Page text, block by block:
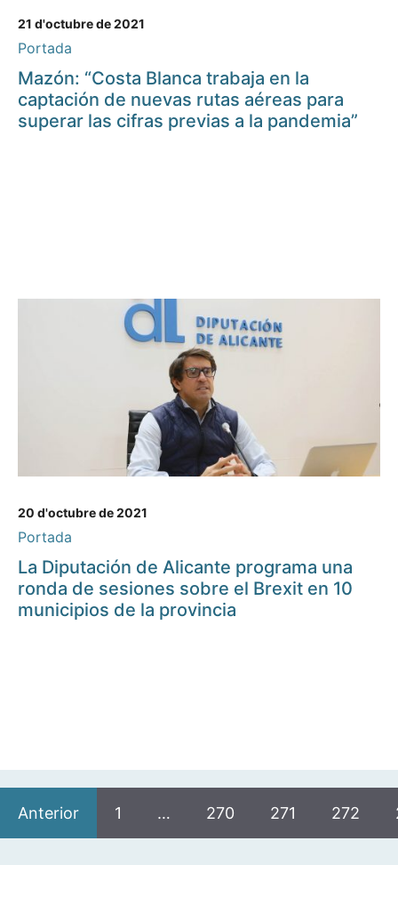
21 d'octubre de 2021
Portada
Mazón: “Costa Blanca trabaja en la
captación de nuevas rutas aéreas para
superar las cifras previas a la pandemia”
20 d'octubre de 2021
Portada
La Diputación de Alicante programa una
ronda de sesiones sobre el Brexit en 10
municipios de la provincia
Anterior 1 … 270 271 272